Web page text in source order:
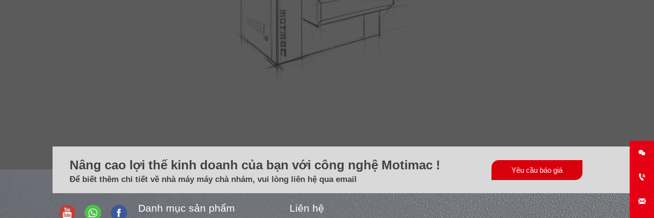
Nâng cao lợi thế kinh doanh của bạn với công nghệ Motimac !
Để biết thêm chi tiết về nhà máy máy chà nhám, vui lòng liên hệ qua email
Yêu cầu báo giá
Danh mục sản phẩm Liên hệ


